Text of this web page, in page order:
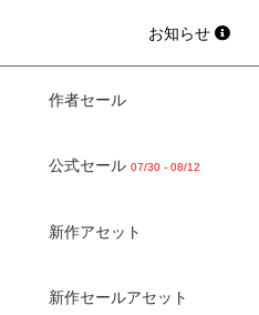
お知らせ
作者セール
公式セール 07/30 - 08/12
新作アセット
新作セールアセット